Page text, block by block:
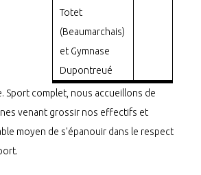
Totet
(Beaumarchais)
et Gymnase
Dupontreué
Sport complet, nous accueillons de
venant grossir nos effectifs et
moyen de s'épanouir dans le respect